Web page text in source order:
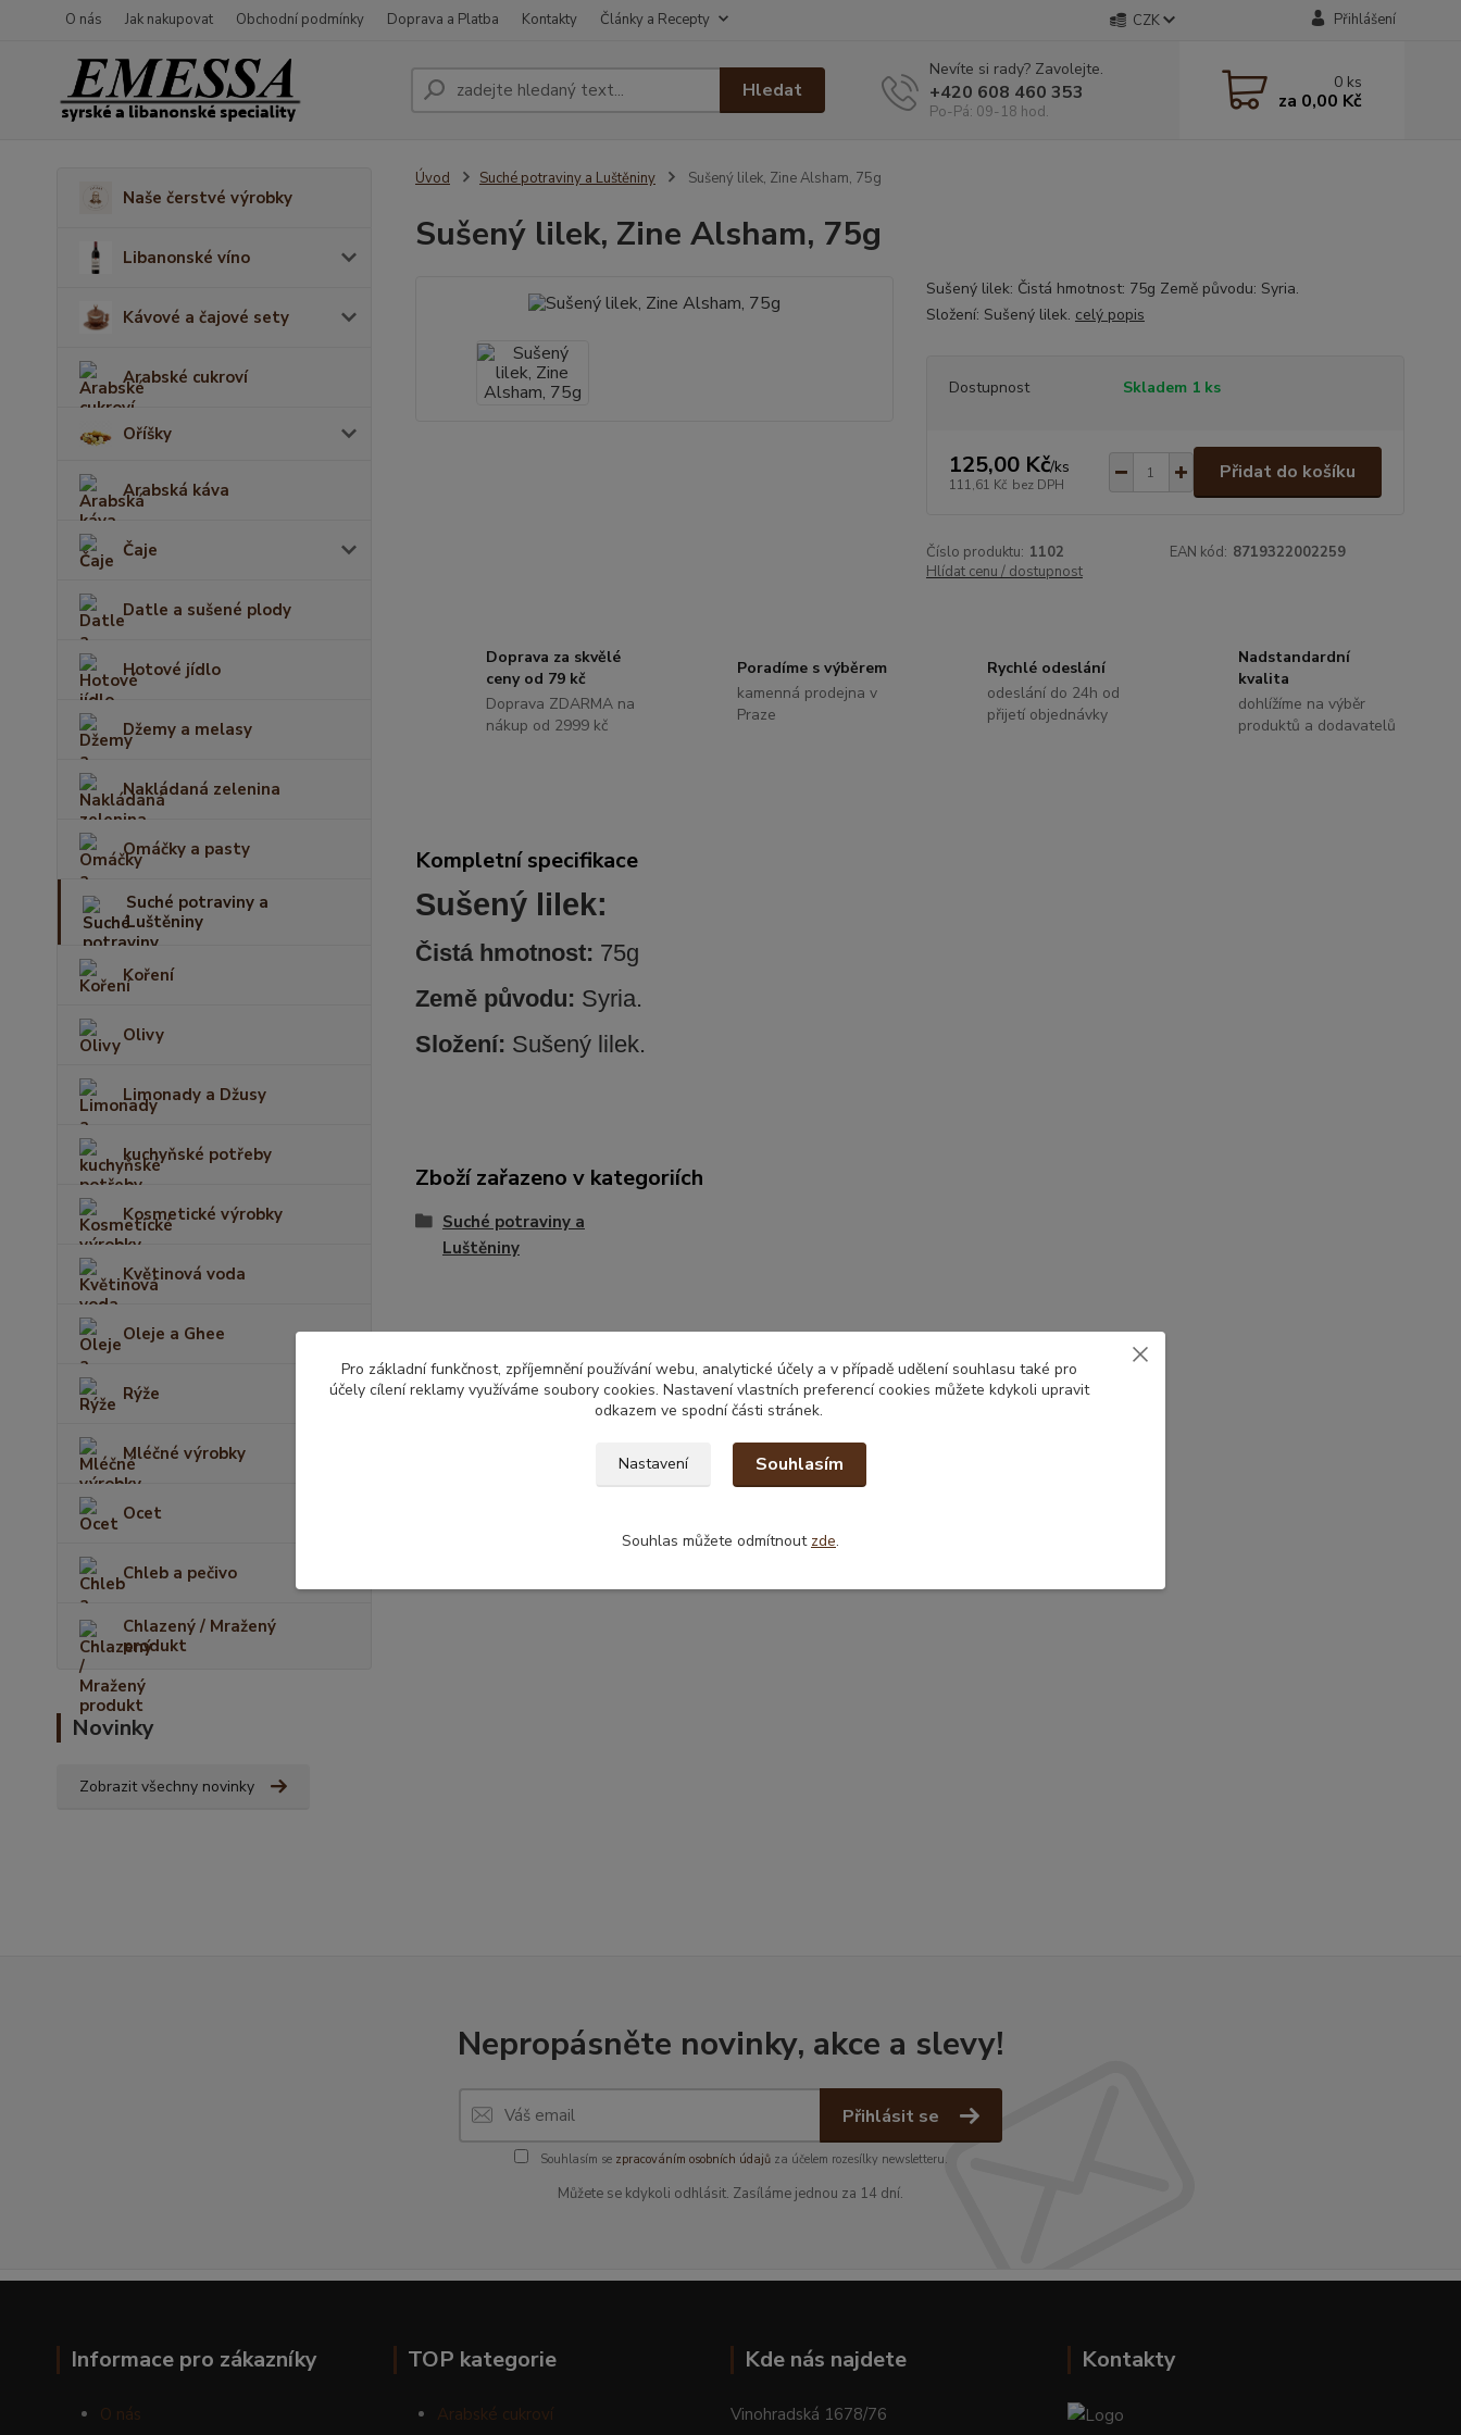
O nás Jak nakupovat Obchodní podmínky Doprava a Platba Kontakty Články a Recepty CZK Přihlášení
Hledat
Nevíte si rady? Zavolejte.
+420 608 460 353
Po-Pá: 09-18 hod.
0 ks
za 0,00 Kč
Naše čerstvé výrobky
Libanonské víno
Kávové a čajové sety
Arabské cukroví
Oříšky
Arabská káva
Čaje
Datle a sušené plody
Hotové jídlo
Džemy a melasy
Nakládaná zelenina
Omáčky a pasty
Suché potraviny a
Luštěniny
Koření
Olivy
Limonady a Džusy
kuchyňské potřeby
Kosmetické výrobky
Květinová voda
Oleje a Ghee
Rýže
Mléčné výrobky
Ocet
Chleb a pečivo
Chlazený / Mražený
produkt
Novinky
Zobrazit všechny novinky
Úvod Suché potraviny a Luštěniny Sušený lilek, Zine Alsham, 75g
Sušený lilek, Zine Alsham, 75g
Sušený lilek: Čistá hmotnost: 75g Země původu: Syria.
Složení: Sušený lilek. celý popis
Dostupnost Skladem 1 ks
125,00 Kč/ks
111,61 Kč bez DPH
Přidat do košíku
Číslo produktu: 1102 EAN kód: 8719322002259
Hlídat cenu / dostupnost
Doprava za skvělé
ceny od 79 kč
Doprava ZDARMA na
nákup od 2999 kč
Poradíme s výběrem
kamenná prodejna v
Praze
Rychlé odeslání
odeslání do 24h od
přijetí objednávky
Nadstandardní
kvalita
dohlížíme na výběr
produktů a dodavatelů
Kompletní specifikace
Sušený lilek:
Čistá hmotnost: 75g
Země původu: Syria.
Složení: Sušený lilek.
Zboží zařazeno v kategoriích
Suché potraviny a
Luštěniny
Nepropásněte novinky, akce a slevy!
Přihlásit se
Souhlasím se zpracováním osobních údajůza účelem rozesílky newsletteru.
Můžete se kdykoli odhlásit. Zasíláme jednou za 14 dní.
Informace pro zákazníky
O nás
TOP kategorie
Arabské cukroví
Kde nás najdete
Vinohradská 1678/76
Kontakty
Pro základní funkčnost, zpříjemnění používání webu, analytické účely a v případě udělení souhlasu také pro
účely cílení reklamy využíváme soubory cookies. Nastavení vlastních preferencí cookies můžete kdykoli upravit
odkazem ve spodní části stránek.
Nastavení Souhlasím
Souhlas můžete odmítnout zde.